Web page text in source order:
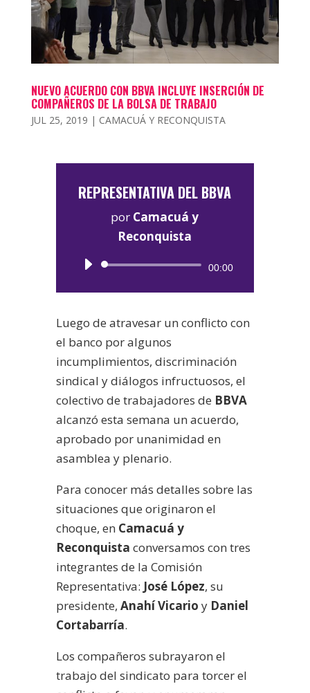
NUEVO ACUERDO CON BBVA INCLUYE INSERCIÓN DE
COMPAÑEROS DE LA BOLSA DE TRABAJO
JUL 25, 2019 | CAMACUÁ Y RECONQUISTA
REPRESENTATIVA DEL BBVA
por Camacuá y
Reconquista
Reproductor
00:00
Luego de atravesar un conflicto con
el banco por algunos
incumplimientos, discriminación
sindical y diálogos infructuosos, el
colectivo de trabajadores de BBVA
alcanzó esta semana un acuerdo,
aprobado por unanimidad en
asamblea y plenario.
Para conocer más detalles sobre las
situaciones que originaron el
choque, en Camacuá y
Reconquista conversamos con tres
integrantes de la Comisión
Representativa: José López, su
presidente, Anahí Vicario y Daniel
Cortabarría.
Los compañeros subrayaron el
trabajo del sindicato para torcer el